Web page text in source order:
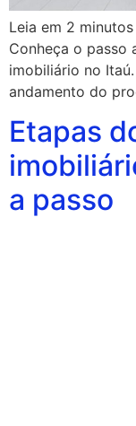
Leia em 2 minutos
Conheça o passo
imobiliário no
andamento do
Etapas
a passo